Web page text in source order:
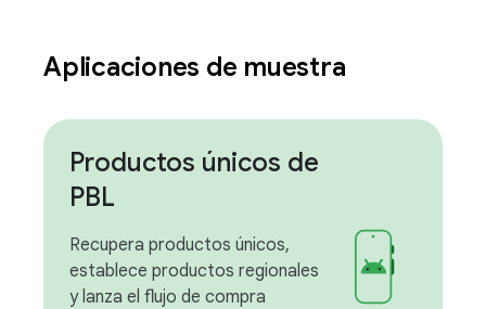
Aplicaciones de muestra
Productos únicos de
PBL
Recupera productos únicos,
establece productos regionales
y lanza el flujo de compra